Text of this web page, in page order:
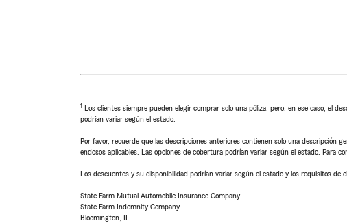
1 Los clientes siempre pueden elegir comprar solo una póliza, pero, en ese caso, el
podrían variar según el estado.
Por favor, recuerde que las descripciones anteriores contienen solo una descripción
endosos aplicables. Las opciones de cobertura podrían variar según el estado. Para
Los descuentos y su disponibilidad podrían variar según el estado y los requisitos de
State Farm Mutual Automobile Insurance Company
State Farm Indemnity Company
Bloomington, IL